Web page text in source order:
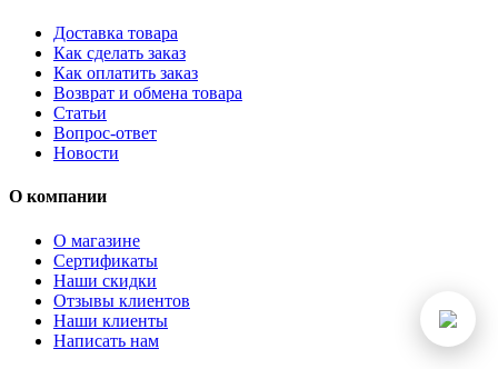
Доставка товара
Как сделать заказ
Как оплатить заказ
Возврат и обмена товара
Статьи
Вопрос-ответ
Новости
О компании
О магазине
Сертификаты
Наши скидки
Отзывы клиентов
Наши клиенты
Написать нам